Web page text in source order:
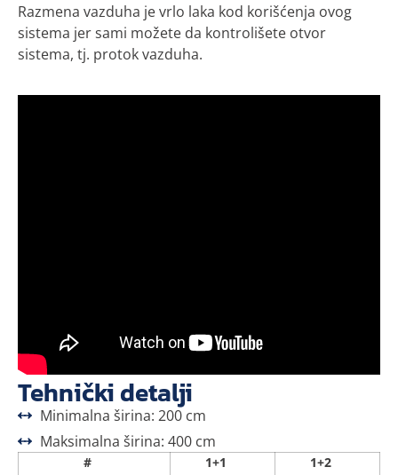
Razmena vazduha je vrlo laka kod korišćenja ovog
sistema jer sami možete da kontrolišete otvor
sistema, tj. protok vazduha.
Tehnički detalji
Minimalna širina: 200 cm
Maksimalna širina: 400 cm
# 1+1
1+2